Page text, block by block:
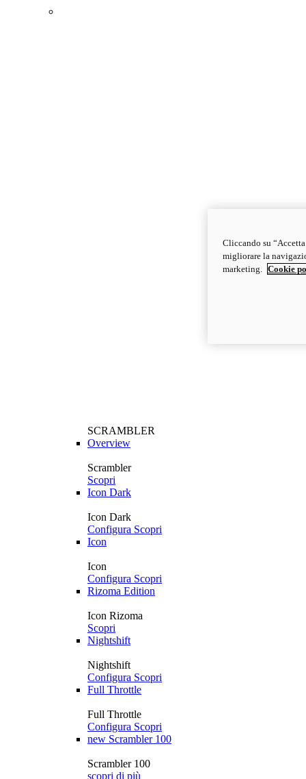
SCRAMBLER
Overview
Scrambler
Scopri
Icon Dark
Icon Dark
Configura Scopri
Icon
Icon
Configura Scopri
Rizoma Edition
Icon Rizoma
Scopri
Nightshift
Nightshift
Configura Scopri
Full Throttle
Full Throttle
Configura Scopri
new Scrambler 100
Scrambler 100
scopri di più
Cliccando su
migliorare la
marketing.
Cookie